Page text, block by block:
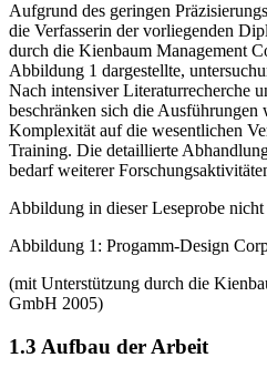
Aufgrund des geringen
die Verfasserin der vorliegenden
durch die Kienbaum Management
Abbildung 1 dargestellte,
Nach intensiver Literaturrecherche
beschränken sich die Ausführungen
Komplexität auf die wesentlichen
Training. Die detaillierte
bedarf weiterer
Abbildung in dieser Leseprobe nicht
Abbildung 1: Progamm-Design
(mit Unterstützung durch die
GmbH 2005)
1.3 Aufbau der Arbeit